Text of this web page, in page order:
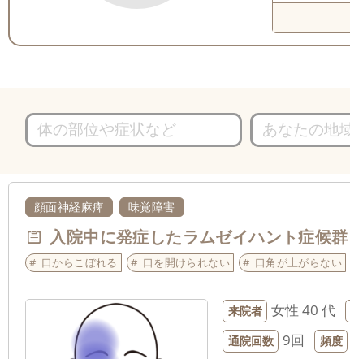
顔面神経麻痺 味覚障害
入院中に発症したラムゼイハント症候群
口からこぼれる 口を開けられない 口角が上がらない
来院者 女性 40 代
通院回数 9回 頻度